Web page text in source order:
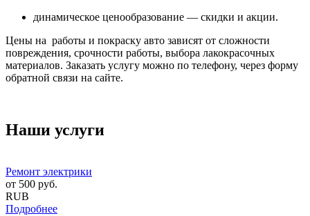
динамическое ценообразование — скидки и акции.
Цены на работы и покраску авто зависят от сложности
повреждения, срочности работы, выбора лакокрасочных
материалов. Заказать услугу можно по телефону, через форму
обратной связи на сайте.
Наши услуги
Ремонт электрики
от 500 руб.
RUB
Подробнее